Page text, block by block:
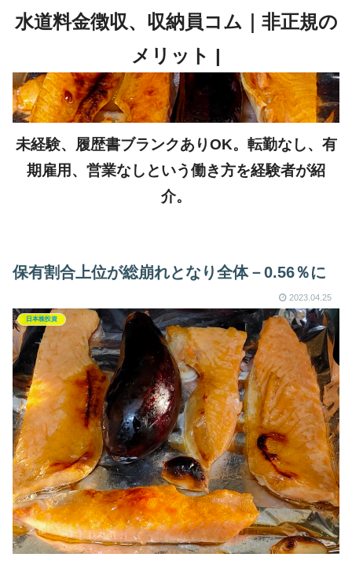
未経験、履歴書ブランクありOK。転勤なし、有
期雇用、営業なしという働き方を経験者が紹
介。
保有割合上位が総崩れとなり全体－0.56％に
2023.04.25
日本株投資